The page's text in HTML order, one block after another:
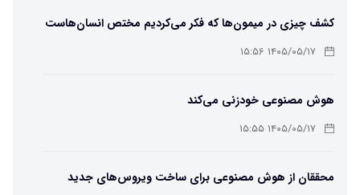
کشف چیزی در میمون‌ها که فکر می‌کردیم مختص انسان‌هاست
۱۴۰۵/۰۵/۱۷ ۱۵:۵۶
هوش مصنوعی خودزنی می‌کند
۱۴۰۵/۰۵/۱۷ ۱۵:۵۵
محققان از هوش مصنوعی برای ساخت ویروس‌های جدید